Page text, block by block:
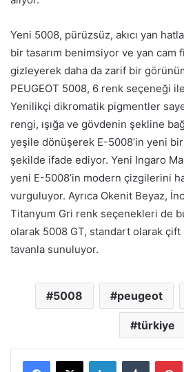
Yeni 5008, pürüzsüz, akıcı yan
bir tasarım benimsiyor ve yan cam
gizleyerek daha da zarif bir
PEUGEOT 5008, 6 renk seçeneği
Yenilikçi dikromatik pigmentler
rengi, ışığa ve gövdenin şekline
yeşile dönüşerek E-5008’in yeni
şekilde ifade ediyor. Yeni Ingaro
yeni E-5008’in modern çizgilerini
vurguluyor. Ayrıca Okenit Beyaz,
Titanyum Gri renk seçenekleri de
olarak 5008 GT, standart olarak
tavanla sunuluyor.
5008 peugeot
türkiye
LinkedInTumblr